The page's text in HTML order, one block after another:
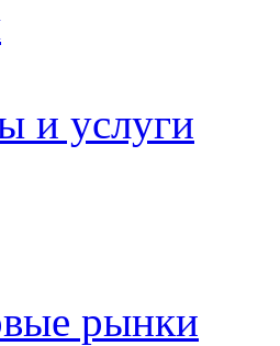
и услуги
рынки